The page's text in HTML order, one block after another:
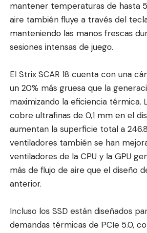
mantener temperaturas de hasta
aire también fluye a través del
manteniendo las manos frescas
sesiones intensas de juego.
El Strix SCAR 18 cuenta con una
un 20% más gruesa que la
maximizando la eficiencia térmica.
cobre ultrafinas de 0,1 mm en el
aumentan la superficie total a
ventiladores también se han
ventiladores de la CPU y la GPU
más de flujo de aire que el diseño
anterior.
Incluso los SSD están diseñados
demandas térmicas de PCIe 5.0,